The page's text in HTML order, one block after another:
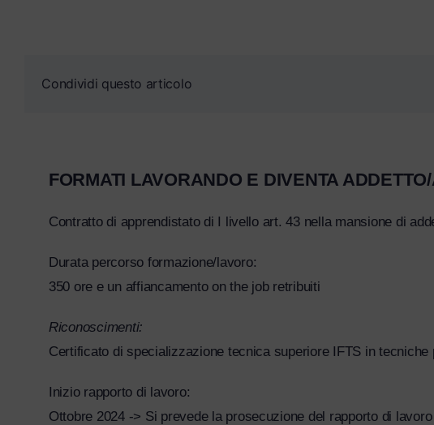
Condividi questo articolo
FORMATI LAVORANDO E DIVENTA
Contratto di apprendistato di I livello art. 43 nella mansione di
Durata percorso formazione/lavoro:
350 ore e un affiancamento on the job retribuiti
Riconoscimenti:
Certificato di specializzazione tecnica superiore IFTS in tecniche
Inizio rapporto di lavoro:
Ottobre 2024 -> Si prevede la prosecuzione del rapporto di